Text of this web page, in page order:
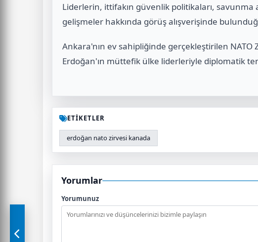
Liderlerin, ittifakın güvenlik politikaları, savunma
gelişmeler hakkında görüş alışverişinde
Ankara'nın ev sahipliğinde gerçekleştirilen NATO
Erdoğan'ın müttefik ülke liderleriyle diplomatik
ETİKETLER
erdoğan nato zirvesi kanada
Yorumlar
Yorumunuz